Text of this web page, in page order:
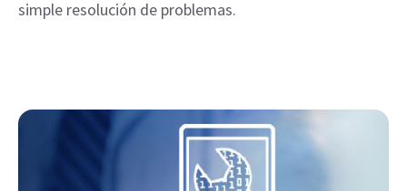
simple resolución de problemas.